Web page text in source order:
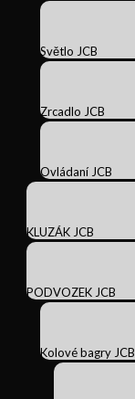
Světlo JCB
Zrcadlo JCB
Ovládaní JCB
KLUZÁK JCB
PODVOZEK JCB
Kolové bagry JCB